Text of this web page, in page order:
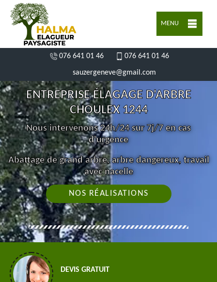
MENU
076 641 01 46 076 641 01 46
sauzergeneve@gmail.com
ENTREPRISE ÉLAGAGE D'ARBRE
CHOULEX 1244
Nous intervenons 24h/24 sur 7j/7 en cas
d'urgence
Abattage de grand arbre, arbre dangereux, travail
avec nacelle
NOS RÉALISATIONS
DEVIS GRATUIT